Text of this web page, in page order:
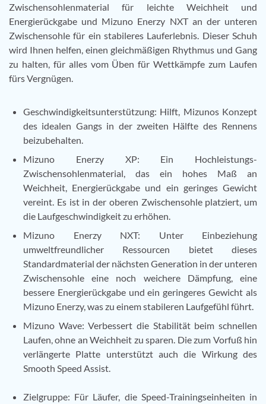
Zwischensohlenmaterial für leichte Weichheit und
Energierückgabe und Mizuno Enerzy NXT an der unteren
Zwischensohle für ein stabileres Lauferlebnis. Dieser Schuh
wird Ihnen helfen, einen gleichmäßigen Rhythmus und Gang
zu halten, für alles vom Üben für Wettkämpfe zum Laufen
fürs Vergnügen.
Geschwindigkeitsunterstützung: Hilft, Mizunos Konzept
des idealen Gangs in der zweiten Hälfte des Rennens
beizubehalten.
Mizuno Enerzy XP: Ein Hochleistungs-
Zwischensohlenmaterial, das ein hohes Maß an
Weichheit, Energierückgabe und ein geringes Gewicht
vereint. Es ist in der oberen Zwischensohle platziert, um
die Laufgeschwindigkeit zu erhöhen.
Mizuno Enerzy NXT: Unter Einbeziehung
umweltfreundlicher Ressourcen bietet dieses
Standardmaterial der nächsten Generation in der unteren
Zwischensohle eine noch weichere Dämpfung, eine
bessere Energierückgabe und ein geringeres Gewicht als
Mizuno Enerzy, was zu einem stabileren Laufgefühl führt.
Mizuno Wave: Verbessert die Stabilität beim schnellen
Laufen, ohne an Weichheit zu sparen. Die zum Vorfuß hin
verlängerte Platte unterstützt auch die Wirkung des
Smooth Speed Assist.
Zielgruppe: Für Läufer, die Speed-Trainingseinheiten in